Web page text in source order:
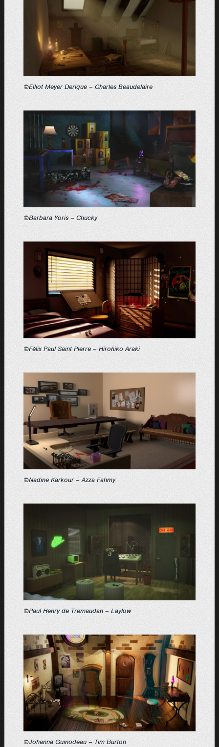
©Elliot Meyer Derique – Charles Beaudelaire
©Barbara Yoris – Chucky
©Félix Paul Saint Pierre – Hirohiko Araki
©Nadine Karkour – Azza Fahmy
©Paul Henry de Tremaudan – Laylow
©Johanna Guinodeau – Tim Burton